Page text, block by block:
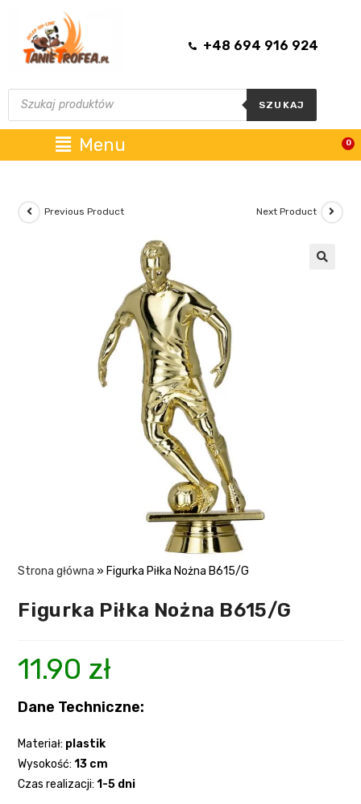
+48 694 916 924
SZUKAJ
Menu 0
Previous Product Next Product
Strona główna » Figurka Piłka Nożna B615/G
Figurka Piłka Nożna B615/G
11.90 zł
Dane Techniczne:
Materiał: plastik
Wysokość:13 cm
Czas realizacji:1-5 dni